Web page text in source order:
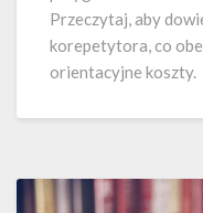
Przeczytaj, aby
korepetytora, co
orientacyjne koszty.